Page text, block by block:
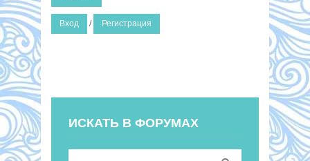
Вход / Регистрация
ИСКАТЬ В ФОРУМАХ